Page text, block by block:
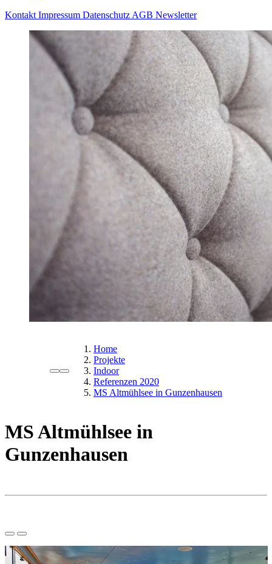
Kontakt Impressum Datenschutz AGB Newsletter
Home
Projekte
Indoor
Referenzen 2020
MS Altmühlsee in Gunzenhausen
MS Altmühlsee in
Gunzenhausen